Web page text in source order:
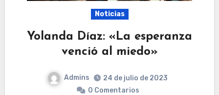
Noticias
Yolanda Díaz: «La esperanza
venció al miedo»
Admins
24 de julio de 2023
0 Comentarios